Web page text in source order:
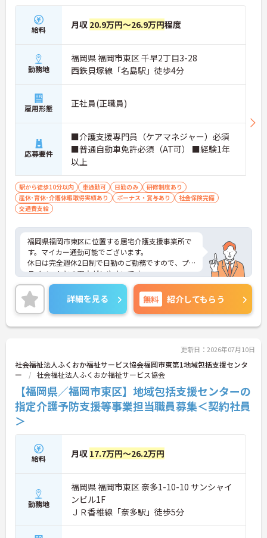
給料 月収 20.9万円～26.9万円程度
勤務地
福岡県 福岡市東区 千早2丁目3-28
西鉄貝塚線「名島駅」徒歩4分
雇用形態 正社員(正職員)
応募要件
■介護支援専門員（ケアマネジャー）必須
■普通自動車免許必須（AT可） ■経験1年
以上
駅から徒歩10分以内 車通勤可 日勤のみ
研修制度あり
産休･育休･介護休暇取得実績あり
ボーナス・賞与あり
社会保険完備
交通費支給
福岡県福岡市東区に位置する居宅介護支援事業所で
す。マイカー通勤可能でございます。
休日は完全週休2日制で日勤のご勤務ですので、プ
ライベートとの両立がしやすいです。
昇給や賞与制度があり頑張りが評価されてしっかり
と職員に還元されます。
ご興味のある方には、面接対策ポイントなど、さら
に詳細をお話しいたしますのでお気軽にご相談くだ
さい！
詳細を見る 無料 紹介してもらう
更新日：2026年07月10日
社会福祉法人ふくおか福祉サービス協会福岡市東第1地域包括支援センタ
ー
社会福祉法人ふくおか福祉サービス協会
【福岡県／福岡市東区】地域包括支援センターの
指定介護予防支援等事業担当職員募集＜契約社員
＞
給料 月収 17.7万円～26.2万円
勤務地
福岡県 福岡市東区 奈多1-10-10 サンシャイ
ンビル1F
ＪＲ香椎線「奈多駅」徒歩5分